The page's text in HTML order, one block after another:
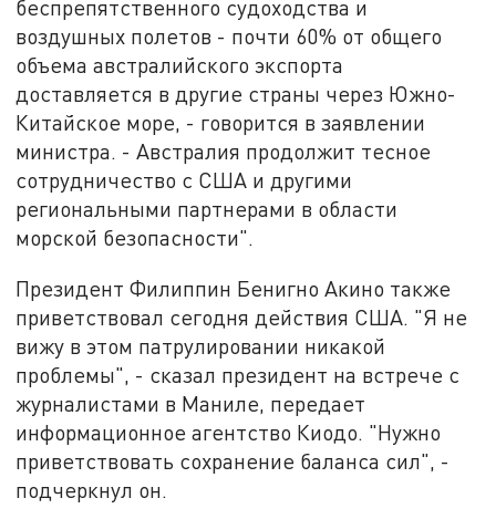
беспрепятственного судоходства и
воздушных полетов - почти 60% от общего
объема австралийского экспорта
доставляется в другие страны через Южно-
Китайское море, - говорится в заявлении
министра. - Австралия продолжит тесное
сотрудничество с США и другими
региональными партнерами в области
морской безопасности".
Президент Филиппин Бенигно Акино также
приветствовал сегодня действия США. "Я не
вижу в этом патрулировании никакой
проблемы", - сказал президент на встрече с
журналистами в Маниле, передает
информационное агентство Киодо. "Нужно
приветствовать сохранение баланса сил", -
подчеркнул он.